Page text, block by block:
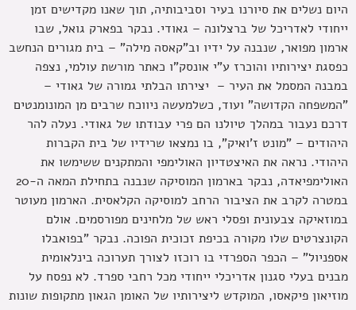
היום נשלים את סיורנו בעיר וסביבותיה, תוך שאנו מקדישים זמן
ייחודי לאדריכל של ברצלונה – גאודי. נבקר בפארק גואל, שבו
ארמון מפואר, שנבנה על ידיו וב"קאסה מילה" – בית מגורים הנחשב
כפסגת יצירותיו והוכרז ע"י אונסק"ו כאתר מורשת עולמי, נצפה
במבנה המסמל את העיר – יצירתו הבלתי גמורה של גאודי –
"המשפחה הקדושה" ועוד, כשלמעשה ניווכח שרבים מן המונומנטים
דרכם נעבור במהלך טיולנו הם פרי עבודתו של גאודי. נעלה להר
היהודים – "מונט ז'ואיק", בו נמצאו שרידיו של בית הקברות
היהודי. נראה את האיצטדיון האולימפי והמתקנים ששימשו את
האולימפיאדה, נבקר בארמון המוסיקה שנבנה בתחילת המאה ה-20
במטרה לקרב את הציבור הרחב למוסיקה הקלאסית. הארמון מעוטר
במוזאיקה צבעונית ופסלי ראש של מלחינים מפורסמים. אולם
הקונצרטים שלו מקורה בכיפת זכוכית הפוכה. נבקר "בפואבלו
אספניול" – הכפר הספרדי בו רוכזו לצורך תערוכה בינלאומית
מבנים בעלי סגנון אדריכלי ייחודי מכל רחבי ספרד. לא נפסח על
מוזיאון פיקאסו, המוקדש ליצירותיו של האומן הגאון מתקופות שונות